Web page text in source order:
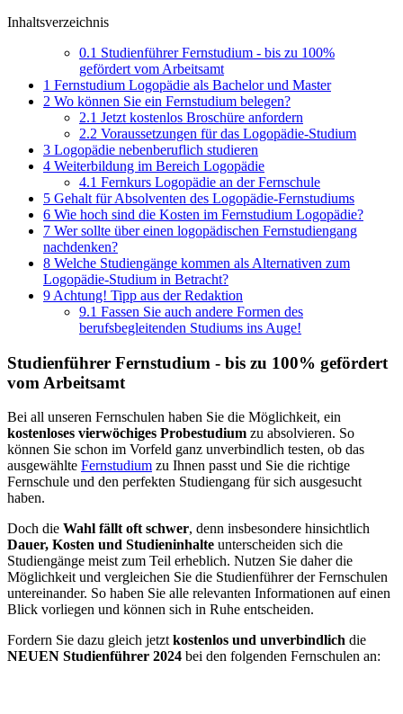
Inhaltsverzeichnis
0.1 Studienführer Fernstudium - bis zu 100%
gefördert vom Arbeitsamt
1 Fernstudium Logopädie als Bachelor und Master
2 Wo können Sie ein Fernstudium belegen?
2.1 Jetzt kostenlos Broschüre anfordern
2.2 Voraussetzungen für das Logopädie-Studium
3 Logopädie nebenberuflich studieren
4 Weiterbildung im Bereich Logopädie
4.1 Fernkurs Logopädie an der Fernschule
5 Gehalt für Absolventen des Logopädie-Fernstudiums
6 Wie hoch sind die Kosten im Fernstudium Logopädie?
7 Wer sollte über einen logopädischen Fernstudiengang
nachdenken?
8 Welche Studiengänge kommen als Alternativen zum
Logopädie-Studium in Betracht?
9 Achtung! Tipp aus der Redaktion
9.1 Fassen Sie auch andere Formen des
berufsbegleitenden Studiums ins Auge!
Studienführer Fernstudium - bis zu 100% gefördert
vom Arbeitsamt
Bei all unseren Fernschulen haben Sie die Möglichkeit, ein
kostenloses vierwöchiges Probestudium zu absolvieren. So
können Sie schon im Vorfeld ganz unverbindlich testen, ob das
ausgewählte Fernstudium zu Ihnen passt und Sie die richtige
Fernschule und den perfekten Studiengang für sich ausgesucht
haben.
Doch die Wahl fällt oft schwer, denn insbesondere hinsichtlich
Dauer, Kosten und Studieninhalte unterscheiden sich die
Studiengänge meist zum Teil erheblich. Nutzen Sie daher die
Möglichkeit und vergleichen Sie die Studienführer der Fernschulen
untereinander. So haben Sie alle relevanten Informationen auf einen
Blick vorliegen und können sich in Ruhe entscheiden.
Fordern Sie dazu gleich jetzt kostenlos und unverbindlich die
NEUEN Studienführer 2024 bei den folgenden Fernschulen an: